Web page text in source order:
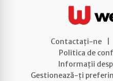
Contactați-ne
Politica de
Informații
Gestionează-ți